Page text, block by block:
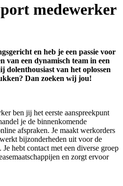
medewerker
en heb je een passie voor
van een dynamisch team in een
van het oplossen
Dan zoeken wij jou!
ben jij het eerste aanspreekpunt
je de binnenkomende
afspraken. Je maakt werkorders
bijzonderheden uit voor de
hebt contact met een diverse groep
en zorgt ervoor